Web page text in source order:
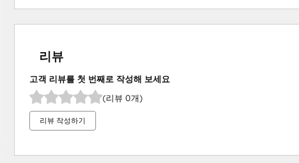
리뷰
고객 리뷰를 첫 번째로 작성해 보세요
(리뷰 0개)
리뷰 작성하기